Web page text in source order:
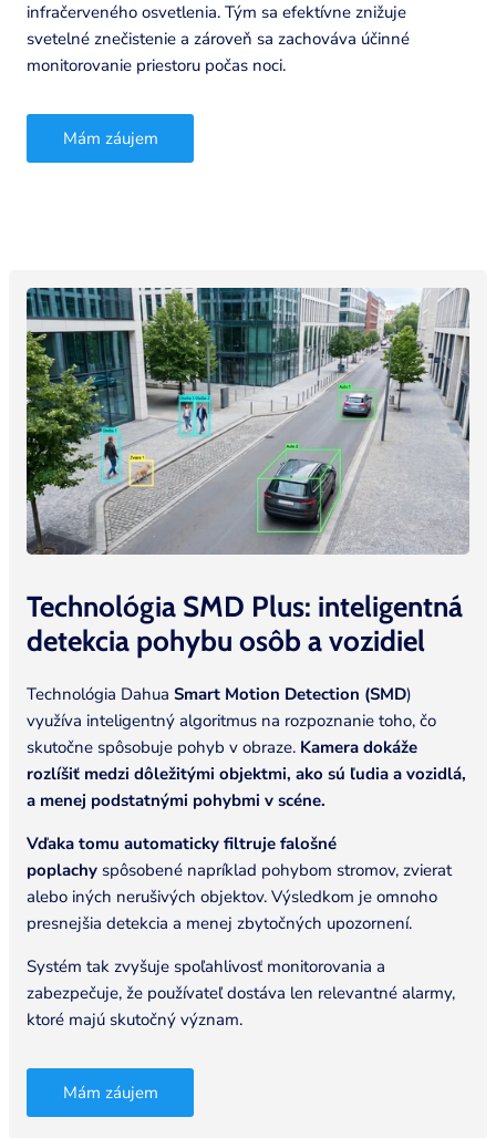
infračerveného osvetlenia. Tým sa efektívne znižuje
svetelné znečistenie a zároveň sa zachováva účinné
monitorovanie priestoru počas noci.
Mám záujem
Technológia SMD Plus: inteligentná
detekcia pohybu osôb avozidiel
Technológia Dahua Smart Motion Detection (SMD)
využíva inteligentný algoritmus na rozpoznanie toho, čo
skutočne spôsobuje pohyb v obraze. Kamera dokáže
rozlíšiť medzi dôležitými objektmi, ako sú ľudia a vozidlá,
a menej podstatnými pohybmi v scéne.
Vďaka tomu automaticky filtruje falošné
poplachy spôsobené napríklad pohybom stromov, zvierat
alebo iných nerušivých objektov. Výsledkom je omnoho
presnejšia detekcia a menej zbytočných upozornení.
Systém tak zvyšuje spoľahlivosť monitorovania a
zabezpečuje, že používateľ dostáva len relevantné alarmy,
ktoré majú skutočný význam.
Mám záujem